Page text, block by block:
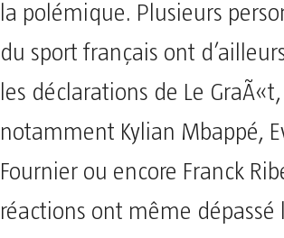
la polémique. Plusieurs
du sport français ont
les déclarations de Le GraÃ«t,
notamment Kylian Mbappé,
Fournier ou encore Franck
réactions ont même dépassé